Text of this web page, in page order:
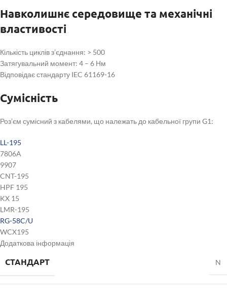
Навколишнє середовище та механічні
властивості
Кількість циклів з’єднання: > 500
Затягувальний момент: 4 – 6 Нм
Відповідає стандарту IEC 61169-16
Сумісність
Роз’єм сумісний з кабелями, що належать до кабельної групи G1:
LL-195
7806A
9907
CNT-195
HPF 195
KX 15
LMR-195
RG-58C/U
WCX195
Додаткова інформація
СТАНДАРТ N